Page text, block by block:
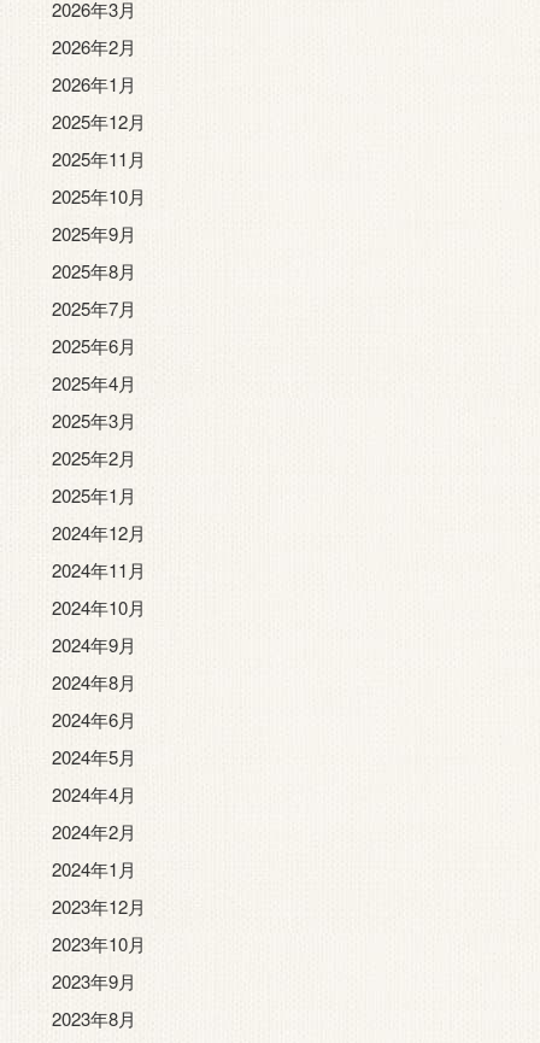
2026年3月
2026年2月
2026年1月
2025年12月
2025年11月
2025年10月
2025年9月
2025年8月
2025年7月
2025年6月
2025年4月
2025年3月
2025年2月
2025年1月
2024年12月
2024年11月
2024年10月
2024年9月
2024年8月
2024年6月
2024年5月
2024年4月
2024年2月
2024年1月
2023年12月
2023年10月
2023年9月
2023年8月